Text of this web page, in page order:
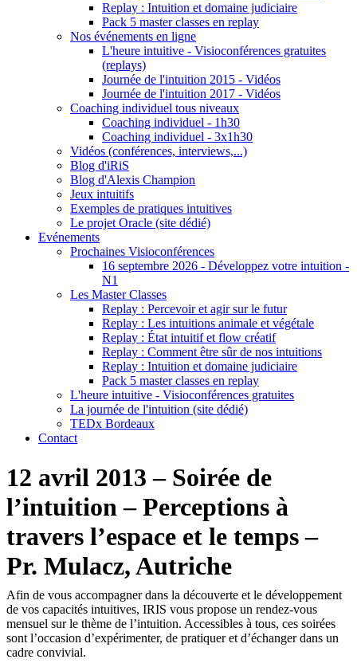
Replay : Intuition et domaine judiciaire
Pack 5 master classes en replay
Nos événements en ligne
L'heure intuitive - Visioconférences gratuites
(replays)
Journée de l'intuition 2015 - Vidéos
Journée de l'intuition 2017 - Vidéos
Coaching individuel tous niveaux
Coaching individuel - 1h30
Coaching individuel - 3x1h30
Vidéos (conférences, interviews,...)
Blog d'iRiS
Blog d'Alexis Champion
Jeux intuitifs
Exemples de pratiques intuitives
Le projet Oracle (site dédié)
Evénements
Prochaines Visioconférences
16 septembre 2026 - Développez votre intuition -
N1
Les Master Classes
Replay : Percevoir et agir sur le futur
Replay : Les intuitions animale et végétale
Replay : État intuitif et flow créatif
Replay : Comment être sûr de nos intuitions
Replay : Intuition et domaine judiciaire
Pack 5 master classes en replay
L'heure intuitive - Visioconférences gratuites
La journée de l'intuition (site dédié)
TEDx Bordeaux
Contact
12 avril 2013 – Soirée de
l’intuition – Perceptions à
travers l’espace et le temps –
Pr. Mulacz, Autriche
Afin de vous accompagner dans la découverte et le développement
de vos capacités intuitives, IRIS vous propose un rendez-vous
mensuel sur le thème de l’intuition. Accessibles à tous, ces soirées
sont l’occasion d’expérimenter, de pratiquer et d’échanger dans un
cadre convivial.